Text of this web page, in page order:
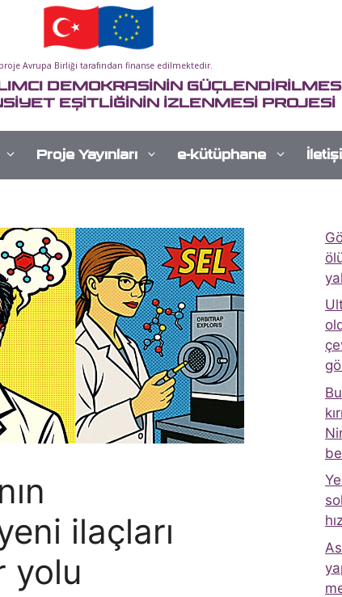
Avrupa Birliği tarafından finanse edilmektedir.
DEMOKRASİNİN
EŞİTLİĞİNİN İZLENMESİ PROJESİ
Proje Yayınları e-kütüphane
ilaçları
yolu